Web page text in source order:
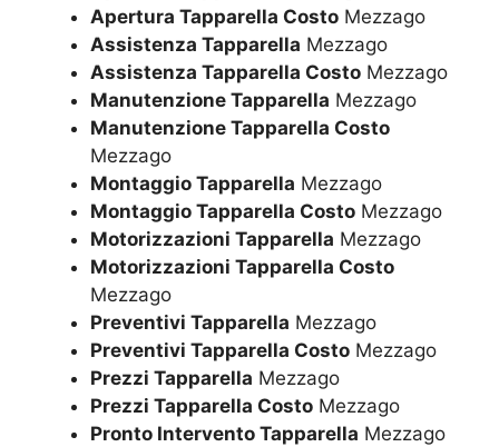
Apertura Tapparella Costo Mezzago
Assistenza Tapparella Mezzago
Assistenza Tapparella Costo Mezzago
Manutenzione Tapparella Mezzago
Manutenzione Tapparella Costo
Mezzago
Montaggio Tapparella Mezzago
Montaggio Tapparella Costo Mezzago
Motorizzazioni Tapparella Mezzago
Motorizzazioni Tapparella Costo
Mezzago
Preventivi Tapparella Mezzago
Preventivi Tapparella Costo Mezzago
Prezzi Tapparella Mezzago
Prezzi Tapparella Costo Mezzago
Pronto Intervento Tapparella Mezzago